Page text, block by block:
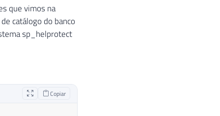
que vimos na
catálogo do banco
sp_helprotect
Copiar